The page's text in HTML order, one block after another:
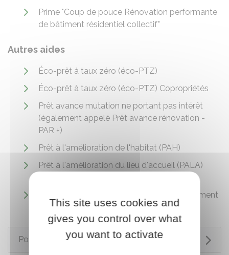
Prime "Coup de pouce Rénovation performante
de bâtiment résidentiel collectif"
Autres aides
Éco-prêt à taux zéro (éco-PTZ)
Éco-prêt à taux zéro (éco-PTZ) Copropriétés
Prêt avance mutation ne portant pas intérêt
(également appelé Prêt avance rénovation -
PAR +)
Prêt à l'amélioration de l'habitat (PAH)
Prêt à l'amélioration du lieu d'accueil (PALA)
Aide aux travaux d'insonorisation d'un logement
proche d'un aéroport
Pour en savoir plus
This site uses cookies and
gives you control over what
you want to activate